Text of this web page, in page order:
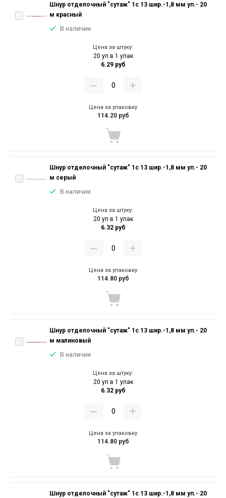
Шнур отделочный "сутаж" 1с 13 шир.-1,8 мм уп.- 20
м красный
В наличии
Цена за штуку:
20 уп в 1 упак
6.29 руб
Цена за упаковку
114.20 руб
Шнур отделочный "сутаж" 1с 13 шир.-1,8 мм уп.- 20
м серый
В наличии
Цена за штуку:
20 уп в 1 упак
6.32 руб
Цена за упаковку
114.80 руб
Шнур отделочный "сутаж" 1с 13 шир.-1,8 мм уп.- 20
м малиновый
В наличии
Цена за штуку:
20 уп в 1 упак
6.32 руб
Цена за упаковку
114.80 руб
Шнур отделочный "сутаж" 1с 13 шир.-1,8 мм уп.- 20